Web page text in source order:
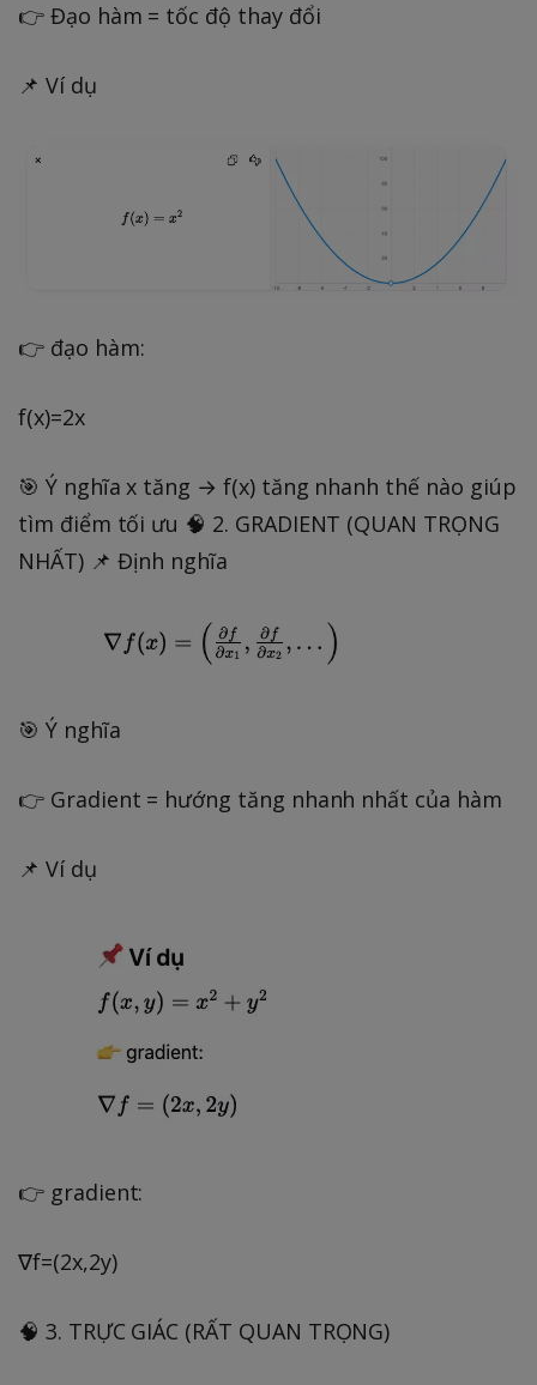
👉 Đạo hàm = tốc độ thay đổi
📌 Ví dụ
👉 đạo hàm:
f(x)=2x
🎯 Ý nghĩa x tăng → f(x) tăng nhanh thế nào giúp
tìm điểm tối ưu 🧠 2. GRADIENT (QUAN TRỌNG
NHẤT) 📌 Định nghĩa
🎯 Ý nghĩa
👉 Gradient = hướng tăng nhanh nhất của hàm
📌 Ví dụ
👉 gradient:
∇f=(2x,2y)
🧠 3. TRỰC GIÁC (RẤT QUAN TRỌNG)